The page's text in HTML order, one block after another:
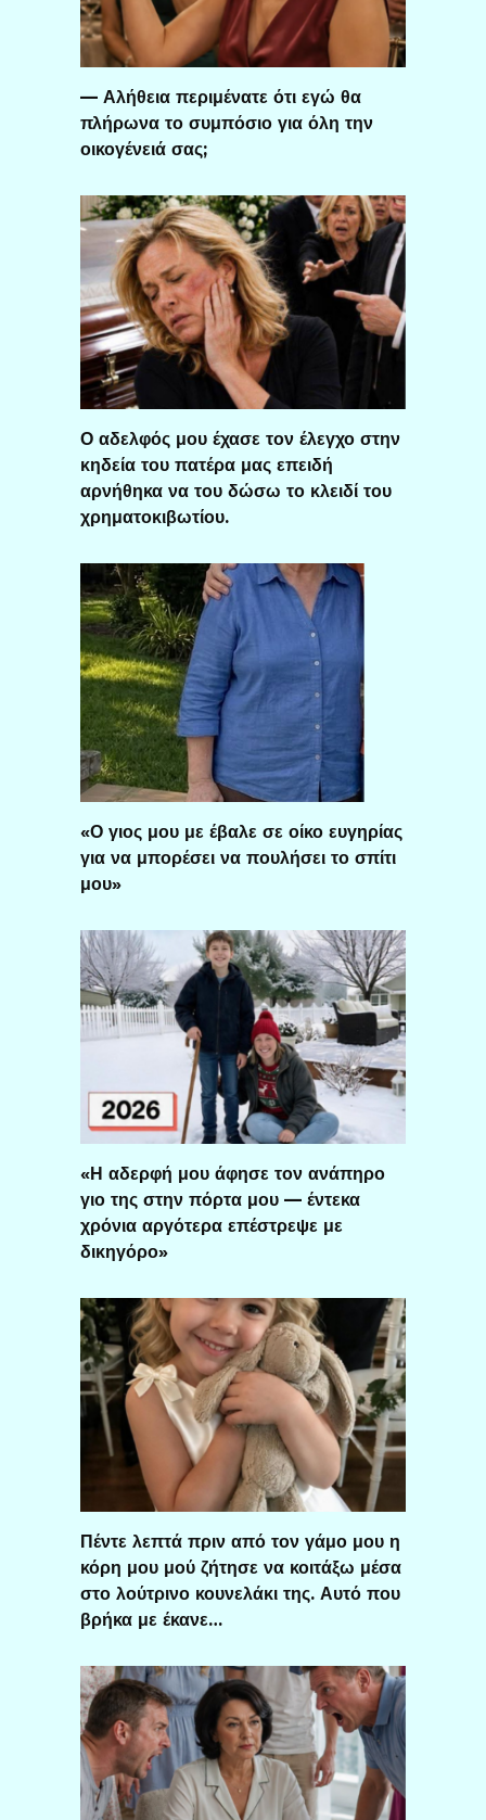
— Αλήθεια περιμένατε ότι εγώ θα
πλήρωνα το συμπόσιο για όλη την
οικογένειά σας;
Ο αδελφός μου έχασε τον έλεγχο στην
κηδεία του πατέρα μας επειδή
αρνήθηκα να του δώσω το κλειδί του
χρηματοκιβωτίου.
«Ο γιος μου με έβαλε σε οίκο ευγηρίας
για να μπορέσει να πουλήσει το σπίτι
μου»
«Η αδερφή μου άφησε τον ανάπηρο
γιο της στην πόρτα μου — έντεκα
χρόνια αργότερα επέστρεψε με
δικηγόρο»
Πέντε λεπτά πριν από τον γάμο μου η
κόρη μου μού ζήτησε να κοιτάξω μέσα
στο λούτρινο κουνελάκι της. Αυτό που
βρήκα με έκανε…